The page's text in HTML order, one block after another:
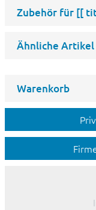
Zubehör für [[
Ähnliche
Warenkorb